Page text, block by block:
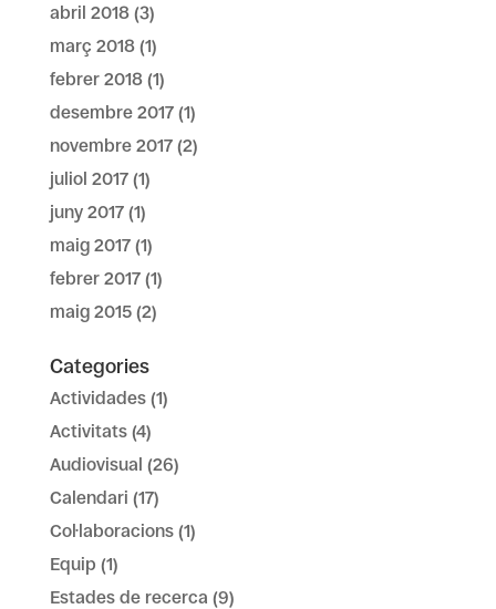
abril 2018(3)
març 2018(1)
febrer 2018(1)
desembre 2017(1)
novembre 2017(2)
juliol 2017(1)
juny 2017(1)
maig 2017(1)
febrer 2017(1)
maig 2015(2)
Categories
Actividades(1)
Activitats(4)
Audiovisual (26)
Calendari (17)
Col·laboracions(1)
Equip (1)
Estades de recerca (9)